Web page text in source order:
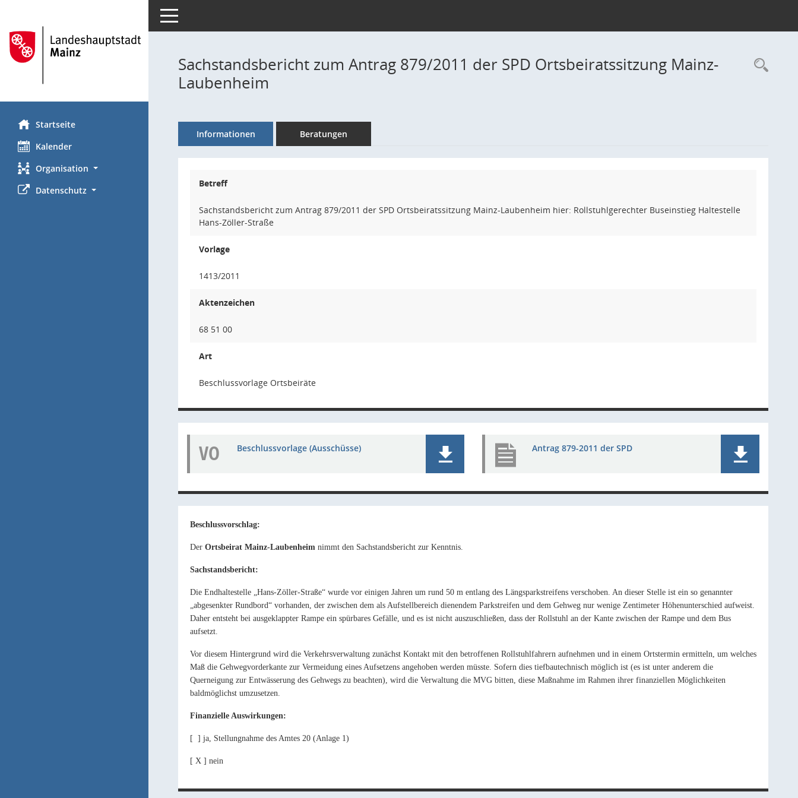
Startseite
Kalender
Organisation
Datenschutz
Toggle navigation
Sachstandsbericht zum Antrag 879/2011 der SPD Ortsbeiratssitzung Mainz-
Laubenheim
Informationen Beratungen
Betreff
Sachstandsbericht zum Antrag 879/2011 der SPD Ortsbeiratssitzung Mainz-Laubenheim hier: Rollstuhlgerechter Buseinstieg Haltestelle
Hans-Zöller-Straße
Vorlage
1413/2011
Aktenzeichen
68 51 00
Art
Beschlussvorlage Ortsbeiräte
VO Beschlussvorlage (Ausschüsse) Antrag 879-2011 der SPD
Beschlussvorschlag:
Der Ortsbeirat Mainz-Laubenheim nimmt den Sachstandsbericht zur Kenntnis.
Sachstandsbericht:
Die Endhaltestelle „Hans-Zöller-Straße“ wurde vor einigen Jahren um rund 50 m entlang des Längsparkstreifens verschoben. An dieser Stelle ist ein so genannter
„abgesenkter Rundbord“ vorhanden, der zwischen dem als Aufstellbereich dienendem Parkstreifen und dem Gehweg nur wenige Zentimeter Höhenunterschied aufweist.
Daher entsteht bei ausgeklappter Rampe ein spürbares Gefälle, und es ist nicht auszuschließen, dass der Rollstuhl an der Kante zwischen der Rampe und dem Bus
aufsetzt.
Vor diesem Hintergrund wird die Verkehrsverwaltung zunächst Kontakt mit den betroffenen Rollstuhlfahrern aufnehmen und in einem Ortstermin ermitteln, um welches
Maß die Gehwegvorderkante zur Vermeidung eines Aufsetzens angehoben werden müsste. Sofern dies tiefbautechnisch möglich ist (es ist unter anderem die
Querneigung zur Entwässerung des Gehwegs zu beachten), wird die Verwaltung die MVG bitten, diese Maßnahme im Rahmen ihrer finanziellen Möglichkeiten
baldmöglichst umzusetzen.
Finanzielle Auswirkungen:
[ ] ja, Stellungnahme des Amtes 20 (Anlage 1)
[ X ] nein